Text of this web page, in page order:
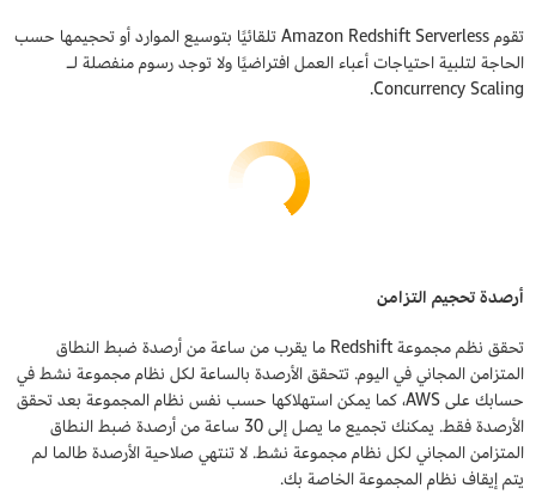
تقوم Amazon Redshift Serverless تلقائيًا بتوسيع الموارد أو تحجيمها حسب
الحاجة لتلبية احتياجات أعباء العمل افتراضيًا ولا توجد رسوم منفصلة لـ
Concurrency Scaling.
أرصدة تحجيم التزامن
تحقق نظم مجموعة Redshift ما يقرب من ساعة من أرصدة ضبط النطاق
المتزامن المجاني في اليوم. تتحقق الأرصدة بالساعة لكل نظام مجموعة نشط في
حسابك على AWS، كما يمكن استهلاكها حسب نفس نظام المجموعة بعد تحقق
الأرصدة فقط. يمكنك تجميع ما يصل إلى 30 ساعة من أرصدة ضبط النطاق
المتزامن المجاني لكل نظام مجموعة نشط. لا تنتهي صلاحية الأرصدة طالما لم
يتم إيقاف نظام المجموعة الخاصة بك.